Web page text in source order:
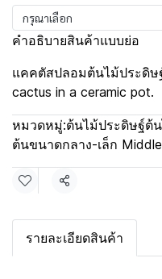
กรุณาเลือก
คำอธิบายสินค้าแบบย่อ
แคคตัสปลอมต้นไม้ประดิษ
cactus in a ceramic pot.
หมวดหมู่:ต้นไม้ประดิษฐ์ต้
ต้นขนาดกลาง-เล็ก
แชร์
รายละเอียดสินค้า